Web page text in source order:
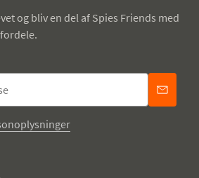
og bliv en del af Spies Friends med